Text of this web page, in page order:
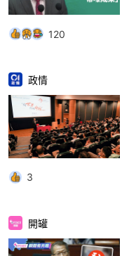
120
政情
3
開罐